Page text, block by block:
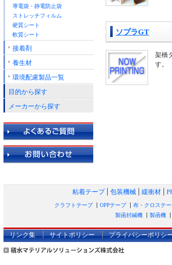
ソプラGT
架橋
す。
導電袋・静電防止袋
ストレッチフィルム
硬質シート
軟質シート
接着剤
養生材
環境配慮製品一覧
目的から探す
メーカーから探す
粘着テープ 包装機械 緩衝材
クラフトテープ OPPテープ 布・クロステ
製函封緘機
製函機
リンク集 サイトポリシー プライバシーポリシ